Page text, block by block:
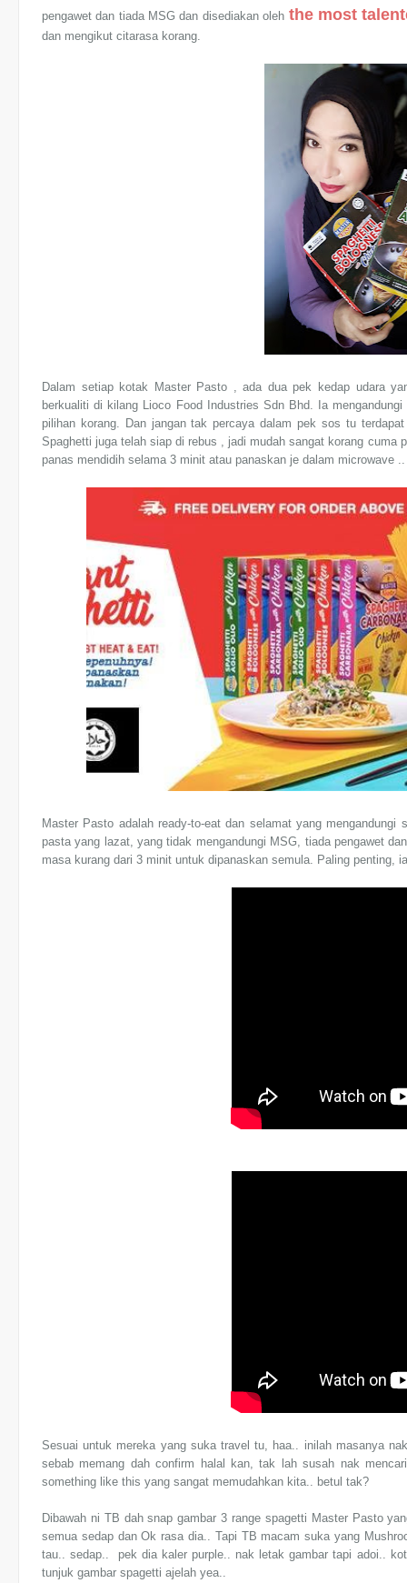
pengawet dan tiada MSG dan disediakan oleh the most
dan mengikut citarasa korang.
Dalam setiap kotak Master Pasto , ada dua pek kedap udara
berkualiti di kilang Lioco Food Industries Sdn Bhd. Ia
pilihan korang. Dan jangan tak percaya dalam pek sos tu
Spaghetti juga telah siap di rebus , jadi mudah sangat korang cuma
panas mendidih selama 3 minit atau panaskan je dalam microwave ..
Master Pasto adalah ready-to-eat dan selamat yang
pasta yang lazat, yang tidak mengandungi MSG, tiada pengawet
masa kurang dari 3 minit untuk dipanaskan semula. Paling penting,
Sesuai untuk mereka yang suka travel tu, haa.. inilah masanya
sebab memang dah confirm halal kan, tak lah susah nak
something like this yang sangat memudahkan kita.. betul tak?
Dibawah ni TB dah snap gambar 3 range spagetti Master Pasto
semua sedap dan Ok rasa dia.. Tapi TB macam suka yang
tau.. sedap.. pek dia kaler purple.. nak letak gambar tapi adoi..
tunjuk gambar spagetti ajelah yea..